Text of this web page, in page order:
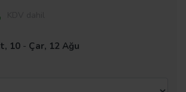
10 - Çar, 12 Ağu